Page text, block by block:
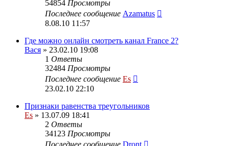
54854 Просмотры
Последнее сообщение Azamatus
8.08.10 11:57
Где можно онлайн смотреть канал France 2?
Вася » 23.02.10 19:08
1 Ответы
32484 Просмотры
Последнее сообщение Es
23.02.10 22:10
Признаки равенства треугольников
Es » 13.07.09 18:41
2 Ответы
34123 Просмотры
Последнее сообщение Dront